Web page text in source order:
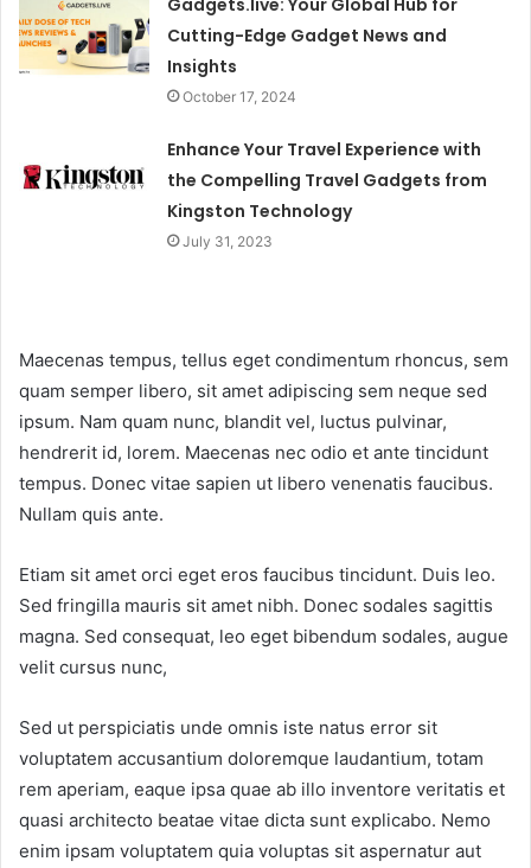
Cutting-Edge Gadget News and
Insights
October 17, 2024
Enhance Your Travel Experience with
the Compelling Travel Gadgets from
Kingston Technology
July 31, 2023
Maecenas tempus, tellus eget condimentum rhoncus, sem
quam semper libero, sit amet adipiscing sem neque sed
ipsum. Nam quam nunc, blandit vel, luctus pulvinar,
hendrerit id, lorem. Maecenas nec odio et ante tincidunt
tempus. Donec vitae sapien ut libero venenatis faucibus.
Nullam quis ante.
Etiam sit amet orci eget eros faucibus tincidunt. Duis leo.
Sed fringilla mauris sit amet nibh. Donec sodales sagittis
magna. Sed consequat, leo eget bibendum sodales, augue
velit cursus nunc,
Sed ut perspiciatis unde omnis iste natus error sit
voluptatem accusantium doloremque laudantium, totam
rem aperiam, eaque ipsa quae ab illo inventore veritatis et
quasi architecto beatae vitae dicta sunt explicabo. Nemo
enim ipsam voluptatem quia voluptas sit aspernatur aut